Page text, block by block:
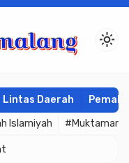
light_mode
Lintas Daerah
Islamiyah #Muktamar